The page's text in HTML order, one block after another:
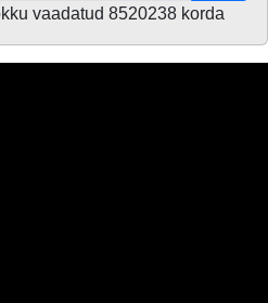
vaadatud 8520238 korda